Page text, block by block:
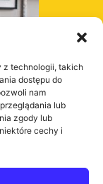
z technologii, takich
dostępu do
nam
lub
zgody lub
cechy i